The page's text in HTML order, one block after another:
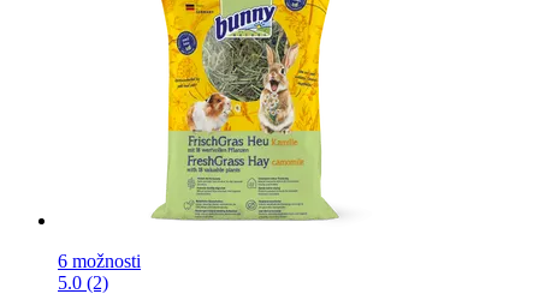
6 možnosti
5.0 (2)